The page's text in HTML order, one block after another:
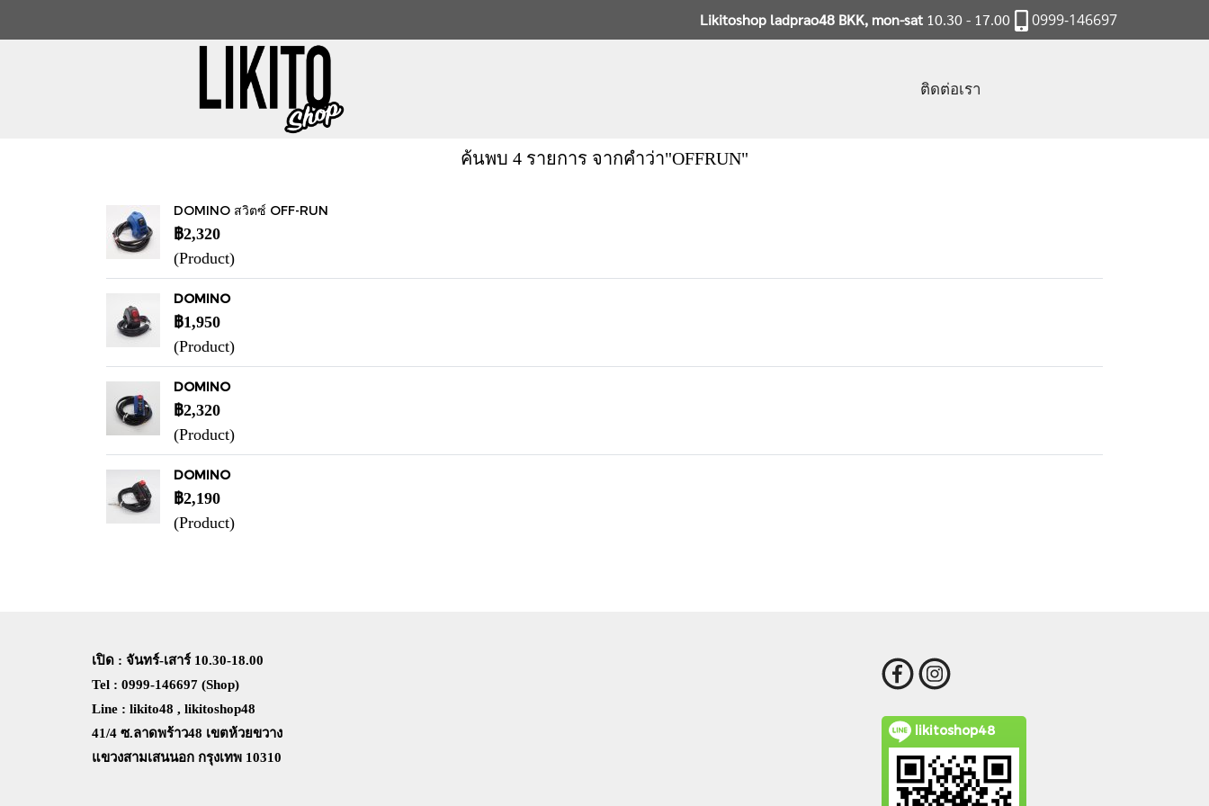
Likitoshop ladprao48 BKK, mon-sat 10.30 - 17.00 0999-146697
ติดต่อเรา
ค้นพบ 4 รายการ จากคำว่า"OFFRUN"
DOMINO สวิตซ์ OFF-RUN
฿2,320
(Product)
DOMINO
฿1,950
(Product)
DOMINO
฿2,320
(Product)
DOMINO
฿2,190
(Product)
เปิด : จันทร์-เสาร์ 10.30-18.00
Tel : 0999-146697 (Shop)
Line : likito48 , likitoshop48
41/4 ซ.ลาดพร้าว48 เขตห้วยขวาง
แขวงสามเสนนอก กรุงเทพ 10310
likitoshop48